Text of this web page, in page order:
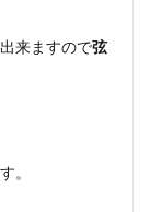
来ますので弦
。